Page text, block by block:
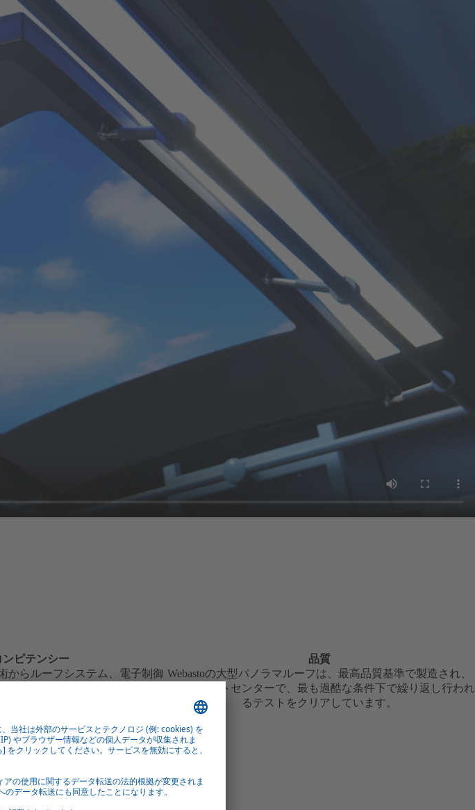
ンピテンシー
からルーフシステム、電子制御
います。
品質
Webastoの大型パノラマルーフは、最高品質基準で製造され、
自社のテストセンターで、最も過酷な条件下で繰り返し行われ
るテストをクリアしています。